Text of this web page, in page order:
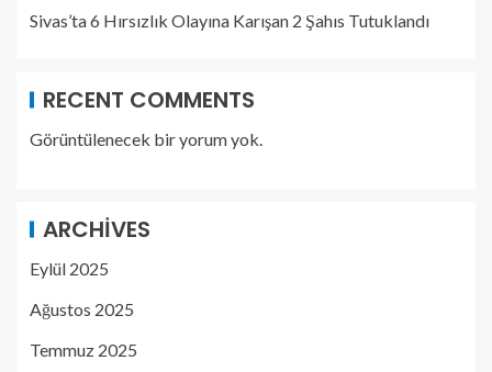
Sivas’ta 6 Hırsızlık Olayına Karışan 2 Şahıs Tutuklandı
RECENT COMMENTS
Görüntülenecek bir yorum yok.
ARCHIVES
Eylül 2025
Ağustos 2025
Temmuz 2025